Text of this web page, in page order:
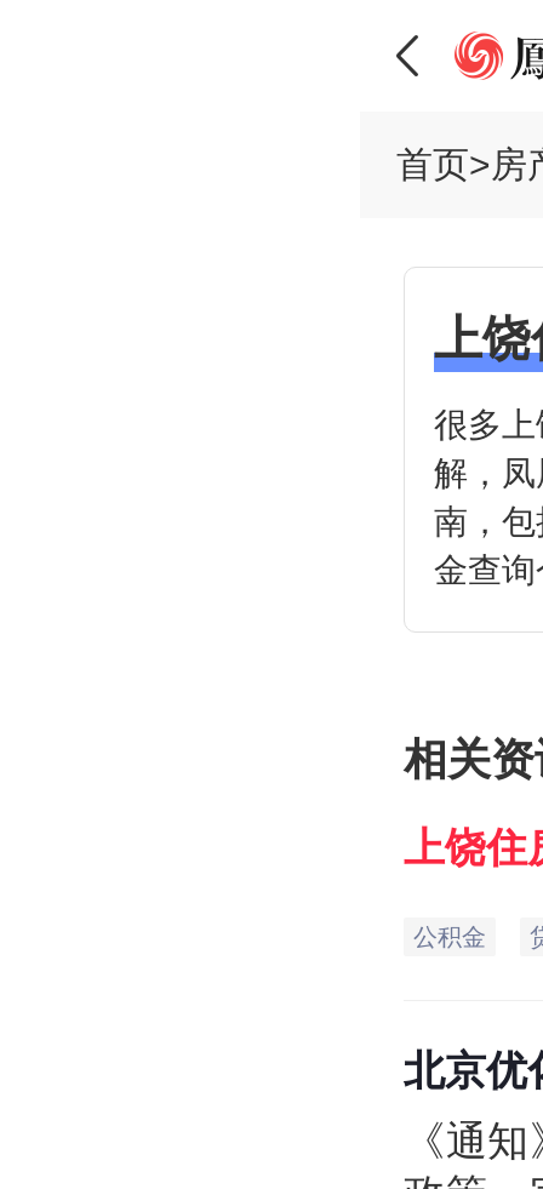
首页>房
上饶
很多
解，
南，
金查
相关
上饶住
公积金
北京优
保个
《通